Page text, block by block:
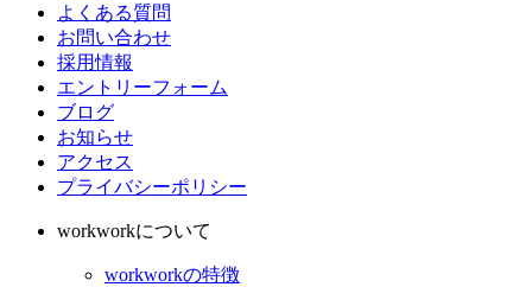
よくある質問
お問い合わせ
採用情報
エントリーフォーム
ブログ
お知らせ
アクセス
プライバシーポリシー
workworkについて
workworkの特徴